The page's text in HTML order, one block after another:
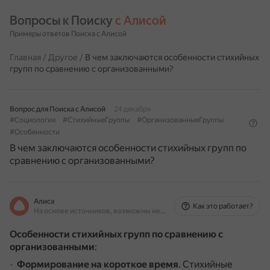
Вопросы к Поиску с Алисой
Примеры ответов Поиска с Алисой
Главная / Другое / В чем заключаются особенности стихийных
групп по сравнению с организованными?
Вопрос для Поиска с Алисой
24 декабря
#Социология
#СтихийныеГруппы
#ОрганизованныеГруппы
#Особенности
В чем заключаются особенности стихийных групп по
сравнению с организованными?
Алиса
На основе источников, возможны неточности
Как это работает?
Особенности стихийных групп по сравнению с
организованными:
Формирование на короткое время. Стихийные